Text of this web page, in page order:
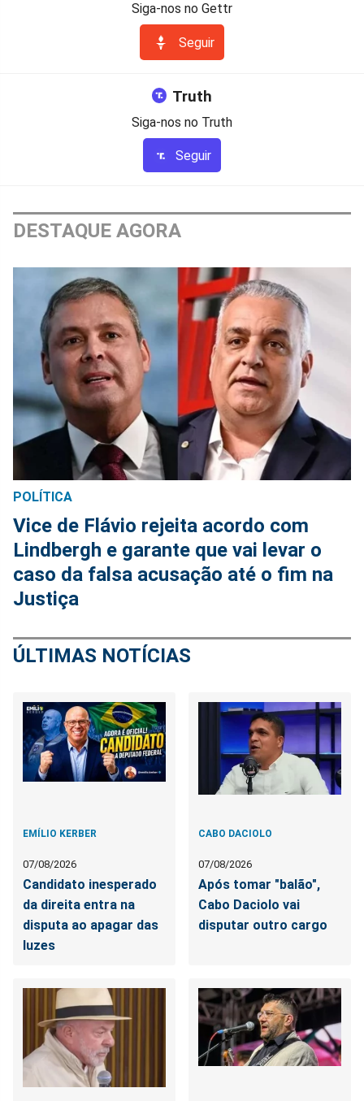
Siga-nos no Gettr
Seguir
Truth
Siga-nos no Truth
Seguir
DESTAQUE AGORA
POLÍTICA
Vice de Flávio rejeita acordo com
Lindbergh e garante que vai levar o
caso da falsa acusação até o fim na
Justiça
ÚLTIMAS NOTÍCIAS
EMÍLIO KERBER
07/08/2026
Candidato inesperado
da direita entra na
disputa ao apagar das
luzes
CABO DACIOLO
07/08/2026
Após tomar "balão",
Cabo Daciolo vai
disputar outro cargo